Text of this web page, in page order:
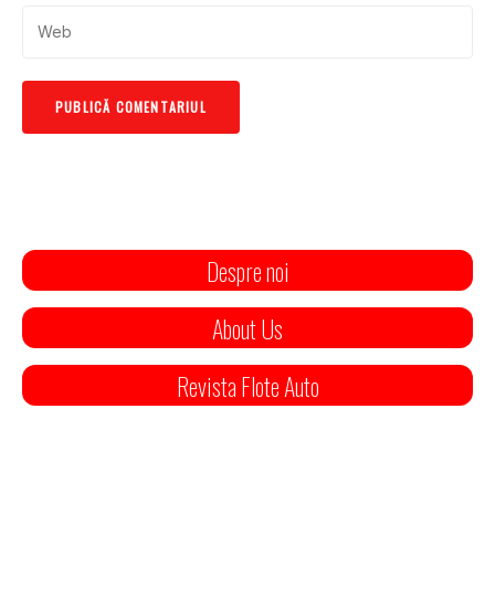
Despre noi
About Us
Revista Flote Auto